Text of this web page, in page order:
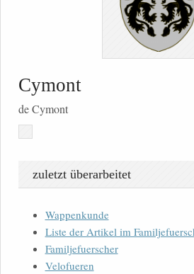
Cymont
de Cymont
zuletzt überarbeitet
Wappenkunde
Liste der Artikel im
Familjefuerscher
Velofueren